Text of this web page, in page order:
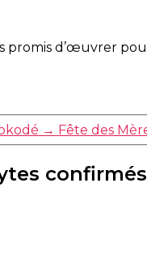
d’œuvrer pour
→ Fête des